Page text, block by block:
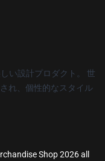
い設計プロダクト。 世
れ、個性的なスタイル
Shop 2026 all